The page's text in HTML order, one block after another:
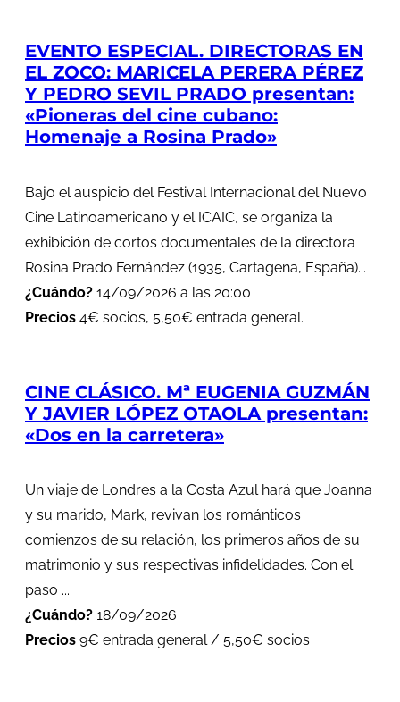
EVENTO ESPECIAL. DIRECTORAS EN
EL ZOCO: MARICELA PERERA PÉREZ
Y PEDRO SEVIL PRADO presentan:
«Pioneras del cine cubano:
Homenaje a Rosina Prado»
Bajo el auspicio del Festival Internacional del Nuevo
Cine Latinoamericano y el ICAIC, se organiza la
exhibición de cortos documentales de la directora
Rosina Prado Fernández (1935, Cartagena, España)...
¿Cuándo? 14/09/2026 a las 20:00
Precios 4€ socios, 5,50€ entrada general.
CINE CLÁSICO. Mª EUGENIA GUZMÁN
Y JAVIER LÓPEZ OTAOLA presentan:
«Dos en la carretera»
Un viaje de Londres a la Costa Azul hará que Joanna
y su marido, Mark, revivan los románticos
comienzos de su relación, los primeros años de su
matrimonio y sus respectivas infidelidades. Con el
paso ...
¿Cuándo? 18/09/2026
Precios 9€ entrada general / 5,50€ socios